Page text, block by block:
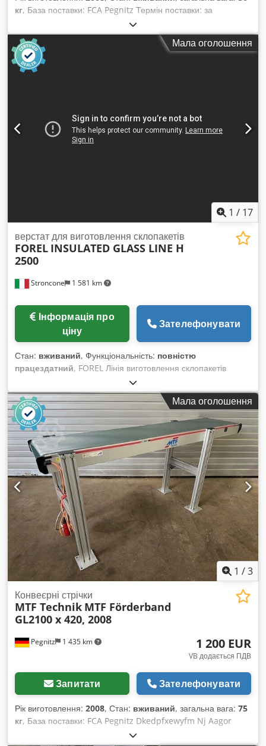
кг, База поставки: FCA Pegnitz Термін поставки: за
домовленістю Умови оплати: 100% передоплата до
отримання машини, чиста сума Djdpfx Aajwyfm Aogokr
Мала оголошення
1 / 17
Stroncone 1 581 km
верстат для виготовлення склопакетів
FOREL INSULATED GLASS LINE H
2500
ціну
Зателефонувати
Стан: вживаний, Функціональність: повністю
працездатний, FOREL Лінія виготовлення склопакетів
Dkedpfxsy If Ayj Aagjr - Мийна машина (6 щіток, підходить
для Low-E) FOREL VW2500 (2009) Макс. висота: 2500 мм
Мін. розміри: 310x160 мм Товщина: 3-40 мм - Сканер LISEC
(2014) - Газовий прес FOREL APG 250 (2009) Макс. розміри:
2500x4500 мм Мін. розміри: 190x320 мм Максимальне
ручне відкривання: 69 мм Робочий напрям: Справа наліво
Мала оголошення
1 /3
Pegnitz 1 435 km
Конвеєрні стрічки
MTF Technik MTF Förderband
GL2100 x 420, 2008
1 200 EUR
VB додається ПДВ
Запитати Зателефонувати
Рік виготовлення: 2008, Стан: вживаний, загальна вага: 75
кг, База поставки: FCA Pegnitz Dkedpfxewyfm Nj Aagor
Термін поставки: за домовленістю Умови оплати: 100%